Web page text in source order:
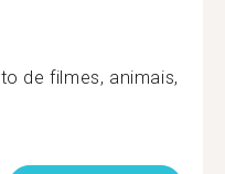
de filmes, animais,